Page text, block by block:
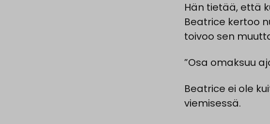
Hän tietää, että
Beatrice kertoo
toivoo sen
”Osa omaksuu
Beatrice ei ole
viemisessä.